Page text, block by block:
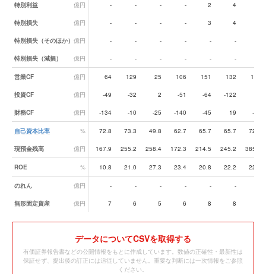
特別利益 億円 - - - - 2 4
特別損失 億円 - - - - 3 4
特別損失（そのほか） 億円 - - - - - -
特別損失（減損） 億円 - - - - - -
営業CF 億円 64 129 25 106 151 132 125
投資CF 億円 -49 -32 2 -51 -64 -122
財務CF 億円 -134 -10 -25 -140 -45 19 -65
自己資本比率 % 72.8 73.3 49.8 62.7 65.7 65.7 72.4
現預金残高 億円 167.9 255.2 258.4 172.3 214.5 245.2 385.7
ROE % 10.8 21.0 27.3 23.4 20.8 22.2 22.8
のれん 億円 - - - - - -
無形固定資産 億円 7 6 5 6 8 8
データについてCSVを取得する
有価証券報告書などの公開情報をもとに作成しています。数値の正確性・最新性は
保証せず、提出後の訂正には追従していません。重要な判断には一次情報をご参照
ください。